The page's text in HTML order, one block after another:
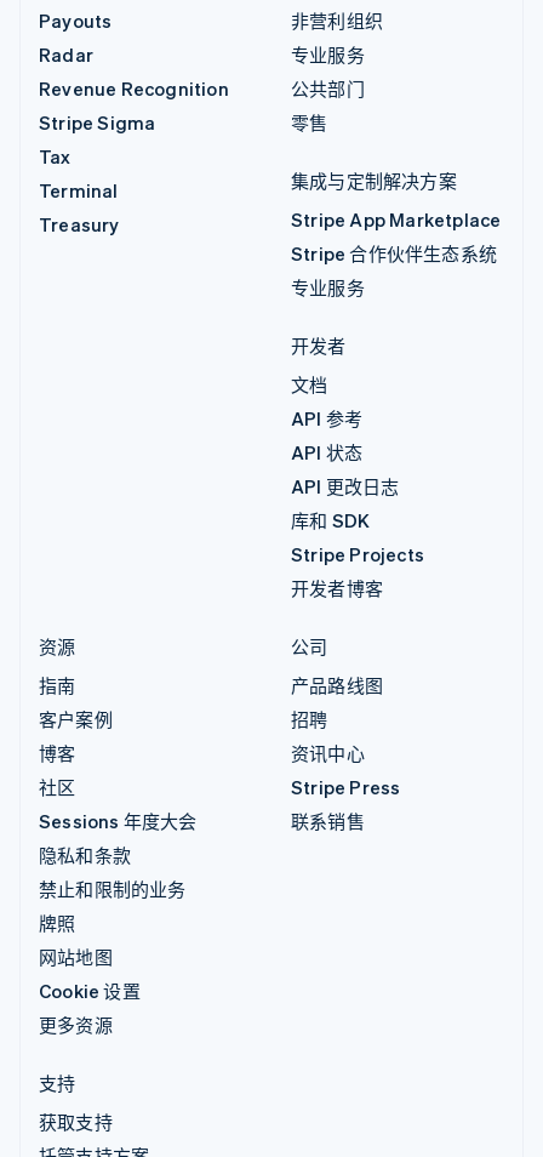
Payouts
Radar
Revenue Recognition
Stripe Sigma
Tax
Terminal
Treasury
非营利组织
专业服务
公共部门
零售
集成与定制解决方案
Stripe App Marketplace
Stripe 合作伙伴生态系统
专业服务
开发者
文档
API 参考
API 状态
API 更改日志
库和 SDK
Stripe Projects
开发者博客
资源
指南
客户案例
博客
社区
Sessions 年度大会
隐私和条款
禁止和限制的业务
牌照
网站地图
Cookie 设置
更多资源
公司
产品路线图
招聘
资讯中心
Stripe Press
联系销售
支持
获取支持